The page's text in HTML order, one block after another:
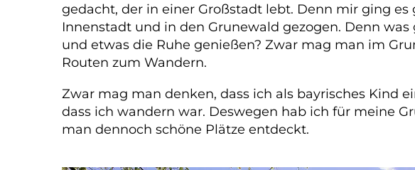
gedacht, der in einer Großstadt lebt. Denn mir ging
Innenstadt und in den Grunewald gezogen. Denn
und etwas die Ruhe genießen? Zwar mag man im
Routen zum Wandern.
Zwar mag man denken, dass ich als bayrisches Kind
dass ich wandern war. Deswegen hab ich für meine
man dennoch schöne Plätze entdeckt.